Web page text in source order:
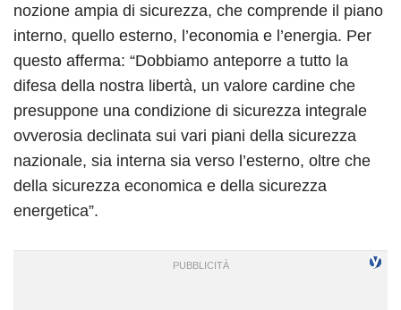
nozione ampia di sicurezza, che comprende il piano
interno, quello esterno, l’economia e l’energia. Per
questo afferma: “Dobbiamo anteporre a tutto la
difesa della nostra libertà, un valore cardine che
presuppone una condizione di sicurezza integrale
ovverosia declinata sui vari piani della sicurezza
nazionale, sia interna sia verso l’esterno, oltre che
della sicurezza economica e della sicurezza
energetica”.